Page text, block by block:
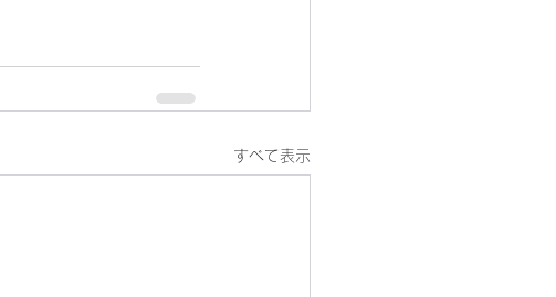
すべて表示